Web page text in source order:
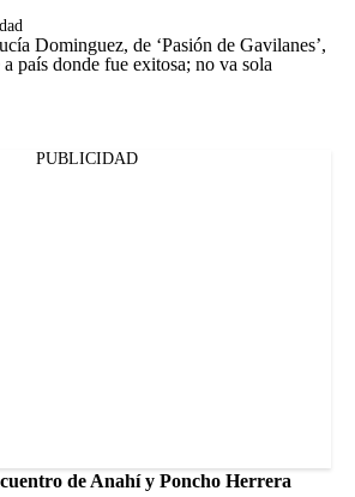
Dominguez, de ‘Pasión de Gavilanes’,
país donde fue exitosa; no va sola
PUBLICIDAD
de Anahí y Poncho Herrera